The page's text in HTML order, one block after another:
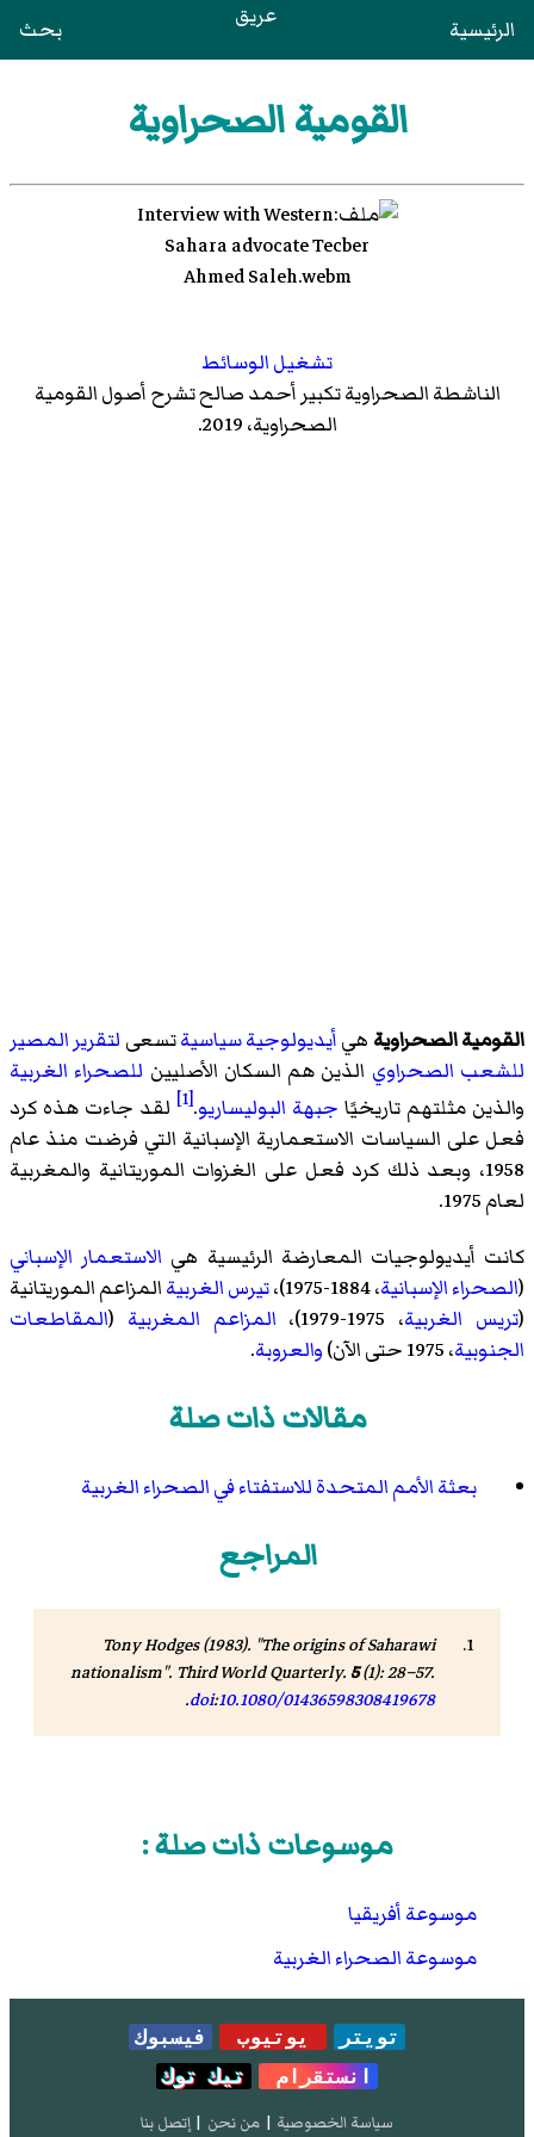
الرئيسية عريق بحث
القومية الصحراوية
تشغيل الوسائط
الناشطة الصحراوية تكبير أحمد صالح تشرح أصول القومية
الصحراوية، 2019.
القومية الصحراوية هيأيديولوجية سياسيةتسعى لتقرير المصير
للشعب الصحراوي الذين هم السكان الأصليين للصحراء الغربية
والذين مثلتهم تاريخيًا جبهة البوليساريو.
[1]
لقد جاءت هذه كرد
فعل على السياسات الاستعمارية الإسبانية التي فرضت منذ عام
1958، وبعد ذلك كرد فعل على الغزوات الموريتانية والمغربية
لعام 1975.
كانت أيديولوجيات المعارضة الرئيسية هي الاستعمار الإسباني
(الصحراء الإسبانية، 1884-1975)، تيرس الغربيةالمزاعم الموريتانية
(تريس الغربية، 1975-1979)، المزاعم المغربية (المقاطعات
الجنوبية، 1975 حتى الآن) والعروبة.
مقالات ذات صلة
بعثة الأمم المتحدة للاستفتاء في الصحراء الغربية
المراجع
Tony Hodges (1983). "The origins of Saharawi
nationalism". Third World Quarterly. 5(1): 28–57.
doi:10.1080/01436598308419678
.
موسوعات ذات صلة :
موسوعة أفريقيا
موسوعة الصحراء الغربية
تويتر يوتيوب
فيسبوك
انستقرام
تيك توك
سياسة الخصوصية | من نحن | إتصل بنا